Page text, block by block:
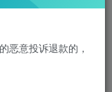
恶意投诉退款的，